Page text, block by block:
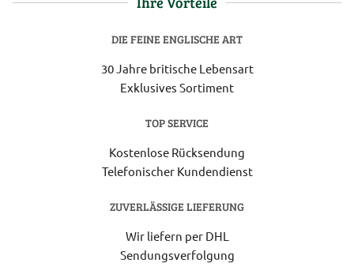
DIE FEINE ENGLISCHE ART
30 Jahre britische Lebensart
Exklusives Sortiment
TOP SERVICE
Kostenlose Rücksendung
Telefonischer Kundendienst
ZUVERLÄSSIGE LIEFERUNG
Wir liefern per DHL
Sendungsverfolgung